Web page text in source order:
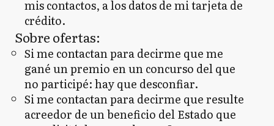
mis contactos, a los datos de mi tarjeta de
crédito.
Sobre ofertas:
Si me contactan para decirme que me
gané un premio en un concurso del que
no participé: hay que desconfiar.
Si me contactan para decirme que resulte
acreedor de un beneficio del Estado que